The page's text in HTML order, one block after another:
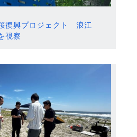
復興プロジェクト 浪江
視察